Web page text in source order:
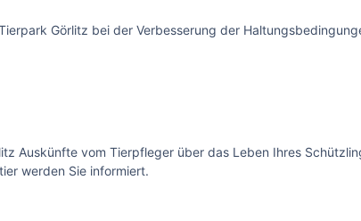
Görlitz bei der Verbesserung der
Auskünfte vom Tierpfleger über das Leben Ihres
werden Sie informiert.